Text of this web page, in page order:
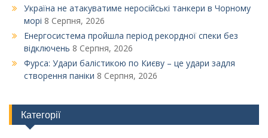
Україна не атакуватиме неросійські танкери в Чорному
морі 8 Серпня, 2026
Енергосистема пройшла період рекордної спеки без
відключень 8 Серпня, 2026
Фурса: Удари балістикою по Києву – це удари задля
створення паніки 8 Серпня, 2026
Категорії